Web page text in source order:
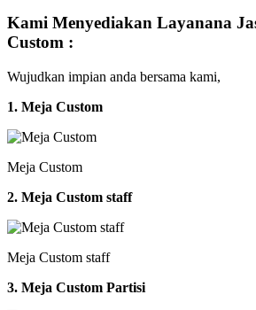
Kami Menyediakan Layanana
Custom :
Wujudkan impian anda bersama kami,
1. Meja Custom
Meja Custom
2. Meja Custom staff
Meja Custom staff
3. Meja Custom Partisi